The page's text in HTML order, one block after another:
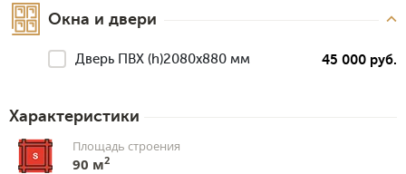
Окна и двери
Дверь ПВХ (h)2080х880 мм 45 000 руб.
Характеристики
Площадь строения
90 м2